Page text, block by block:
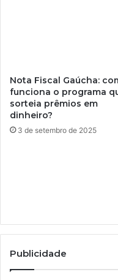
Nota Fiscal Gaúcha:
funciona o programa
sorteia prêmios em
dinheiro?
3 de setembro de 2025
Publicidade